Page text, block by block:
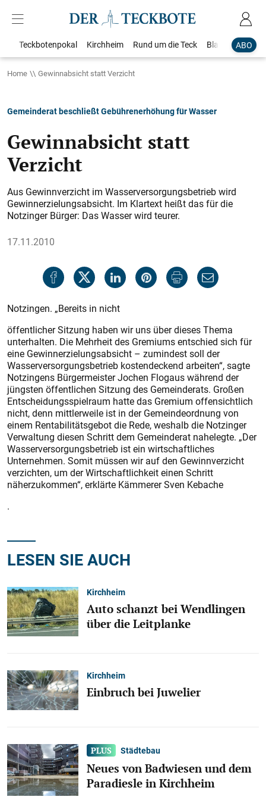
ABO
Teckbotenpokal Kirchheim Rund um die Teck Blaulicht
Home Gewinnabsicht statt Verzicht
Gemeinderat beschließt Gebührenerhöhung für Wasser
Gewinnabsicht statt
Verzicht
Aus Gewinnverzicht im Wasser­versorgungsbetrieb wird
Gewinnerzielungsabsicht. Im Klartext heißt das für die
Notzinger Bürger: Das Wasser wird teurer.
17.11.2010
Notzingen. „Bereits in nicht
öffentlicher Sitzung haben wir uns über dieses Thema
unterhalten. Die Mehrheit des Gremiums entschied sich für
eine Gewinnerzielungsabsicht – zumindest soll der
Wasserversorgungsbetrieb kostendeckend arbeiten“, sagte
Notzingens Bürgermeister Jochen Flogaus während der
jüngsten öffentlichen Sitzung des Gemeinderats. Großen
Entscheidungsspielraum hatte das Gremium offensichtlich
nicht, denn mittlerweile ist in der Gemeindeordnung von
einem Rentabilitätsgebot die Rede, weshalb die Notzinger
Verwaltung diesen Schritt dem Gemeinderat nahelegte. „Der
Wasserversorgungsbetrieb ist ein wirtschaftliches
Unternehmen. Somit müssen wir auf den Gewinnverzicht
verzichten, um der Wirtschaftlichkeit einen Schritt
näherzukommen“, erklärte Kämmerer Sven Kebache
.
LESEN SIE AUCH
Kirchheim
Auto schanzt bei Wendlingen
über die Leitplanke
Kirchheim
Einbruch bei Juwelier
Städtebau
Neues von Badwiesen und dem
Paradiesle in Kirchheim